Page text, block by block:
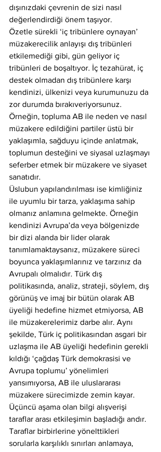
dışınızdaki çevrenin de sizi nasıl
değerlendirdiği önem taşıyor.
Özetle sürekli ‘iç tribünlere oynayan’
müzakerecilik anlayışı dış tribünleri
etkilemediği gibi, gün geliyor iç
tribünleri de boşaltıyor. İç tezahürat, iç
destek olmadan dış tribünlere karşı
kendinizi, ülkenizi veya kurumunuzu da
zor durumda bırakıveriyorsunuz.
Örneğin, topluma AB ile neden ve nasıl
müzakere edildiğini partiler üstü bir
yaklaşımla, sağduyu içinde anlatmak,
toplumun desteğini ve siyasal uzlaşmayı
seferber etmek bir müzakere ve siyaset
sanatıdır.
Üslubun yapılandırılması ise kimliğiniz
ile uyumlu bir tarza, yaklaşıma sahip
olmanız anlamına gelmekte. Örneğin
kendinizi Avrupa’da veya bölgenizde
bir dizi alanda bir lider olarak
tanımlamaktaysanız, müzakere süreci
boyunca yaklaşımlarınız ve tarzınız da
Avrupalı olmalıdır. Türk dış
politikasında, analiz, strateji, söylem, dış
görünüş ve imaj bir bütün olarak AB
üyeliği hedefine hizmet etmiyorsa, AB
ile müzakerelerimiz darbe alır. Aynı
şekilde, Türk iç politikasından asgari bir
uzlaşma ile AB üyeliği hedefinin gerekli
kıldığı ‘çağdaş Türk demokrasisi ve
Avrupa toplumu’ yönelimleri
yansımıyorsa, AB ile uluslararası
müzakere sürecimizde zemin kayar.
Üçüncü aşama olan bilgi alışverişi
taraflar arası etkileşimin başladığı andır.
Taraflar birbirlerine yönelttikleri
sorularla karşılıklı sınırları anlamaya,